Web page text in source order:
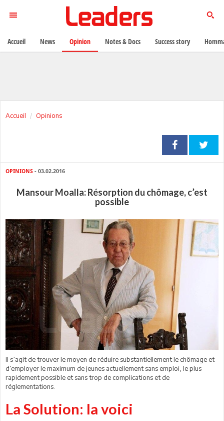
Accueil Opinions
OPINIONS - 03.02.2016
Mansour Moalla: Résorption du chômage, c’est
possible
Il s’agit de trouver le moyen de réduire substantiellement le chômage et
d’employer le maximum de jeunes actuellement sans emploi, le plus
rapidement possible et sans trop de complications et de
réglementations.
La Solution: la voici
Accueil News Opinion Notes & Docs Success story